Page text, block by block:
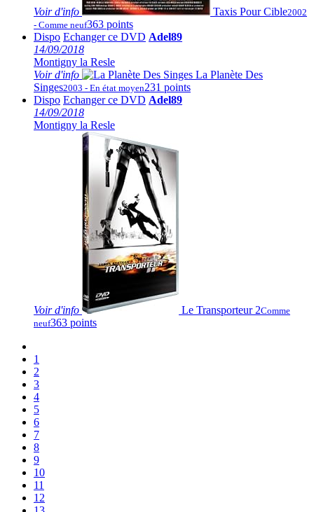
Voir d'info Taxis Pour Cible2002
- Comme neuf363 points
Dispo Echanger ce DVD Adel89
14/09/2018
Montigny la Resle
Voir d'info
La Planète Des
Singes2003 - En état moyen231 points
Dispo Echanger ce DVD Adel89
14/09/2018
Montigny la Resle
Voir d'info Le Transporteur 2Comme
neuf363 points
1
2
3
4
5
6
7
8
9
10
11
12